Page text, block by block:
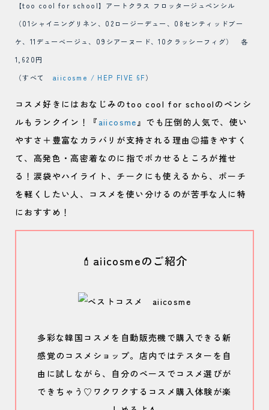
【too cool for school】アートクラス フロッタージュペンシル
（01シャイニングリネン、02ロージーデュー、08センティッドブー
ケ、11デューベージュ、09シアーヌード、10クラッシーフィグ） 各
1,620円
（すべて aiicosme / HEP FIVE 6F）
コスメ好きにはおなじみのtoo cool for schoolのペンシ
ルもランクイン！『aiicosme』でも圧倒的人気で、使い
やすさ＋豊富なカラバリが支持される理由😉描きやすく
て、高発色・高密着なのに指でボカせるところが推せ
る！涙袋やハイライト、チークにも使えるから、ポーチ
を軽くしたい人、コスメを使い分けるのが苦手な人に特
におすすめ！
💄aiicosmeのご紹介
多彩な韓国コスメを自動販売機で購入できる新
感覚のコスメショップ。店内ではテスターを自
由に試しながら、自分のペースでコスメ選びが
できちゃう♡ワクワクするコスメ購入体験が楽